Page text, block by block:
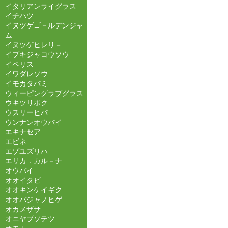
イタリアンライグラス
イチハツ
イヌツゲゴ－ルデンジャ
ム
イヌツゲヒレリ－
イブキジャコウソウ
イベリス
イワダレソウ
イモカタバミ
ウィーピングラブグラス
ウキツリボク
ウスリーヒバ
ウンナンオウバイ
エキナセア
エビネ
エゾユズリハ
エリカ．カル－ナ
オウバイ
オオイタビ
オオキンケイギク
オオバジャノヒゲ
オカメザサ
オニヤブソテツ